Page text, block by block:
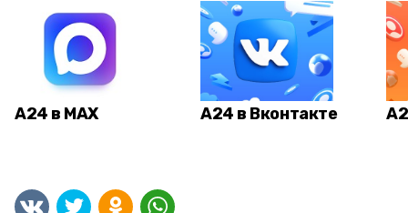
А24 в MAX А24 в Вконтакте